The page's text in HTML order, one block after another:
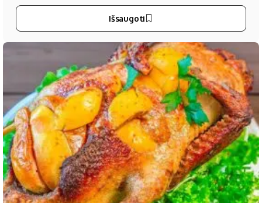
Išsaugoti